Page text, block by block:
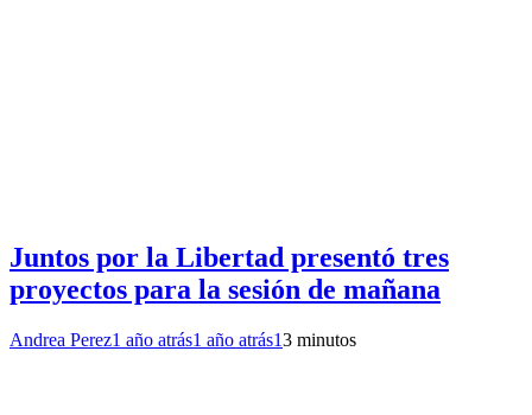
Juntos por la Libertad presentó tres
proyectos para la sesión de mañana
Andrea Perez1 año atrás1 año atrás13 minutos